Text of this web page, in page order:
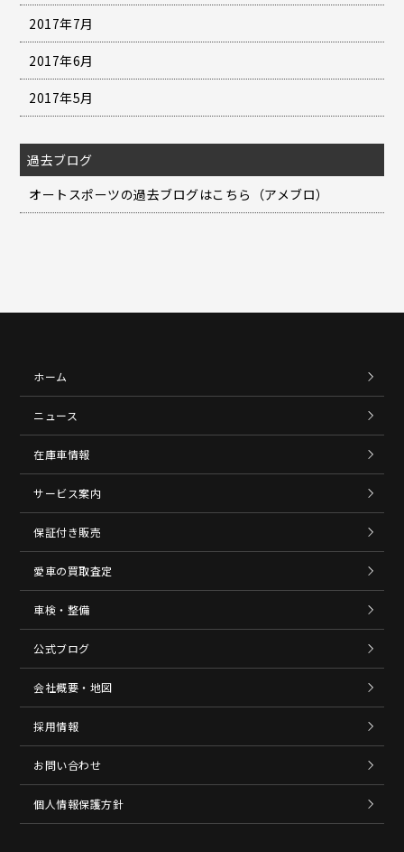
2017年7月
2017年6月
2017年5月
過去ブログ
オートスポーツの過去ブログはこちら（アメブロ）
ホーム
ニュース
在庫車情報
サービス案内
保証付き販売
愛車の買取査定
車検・整備
公式ブログ
会社概要・地図
採用情報
お問い合わせ
個人情報保護方針